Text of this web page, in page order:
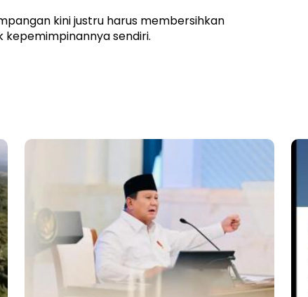
kini justru harus membersihkan
sendiri.